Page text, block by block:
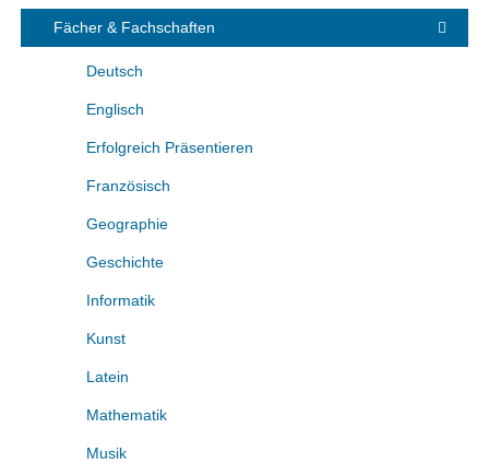
Fächer & Fachschaften
Deutsch
Englisch
Erfolgreich Präsentieren
Französisch
Geographie
Geschichte
Informatik
Kunst
Latein
Mathematik
Musik